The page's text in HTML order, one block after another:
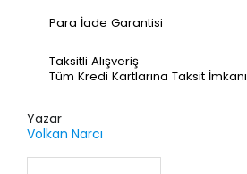
Para İade Garantisi
Taksitli Alışveriş
Tüm Kredi Kartlarına Taksit İmkanı
Yazar
Volkan Narcı